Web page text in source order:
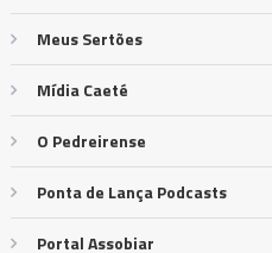
Meus Sertões
Mídia Caeté
O Pedreirense
Ponta de Lança Podcasts
Portal Assobiar